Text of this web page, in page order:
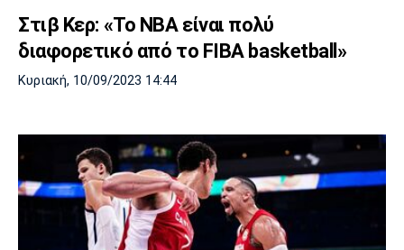
Στιβ Κερ: «Το NBA είναι πολύ
διαφορετικό από το FIBA basketball»
Κυριακή, 10/09/2023 14:44